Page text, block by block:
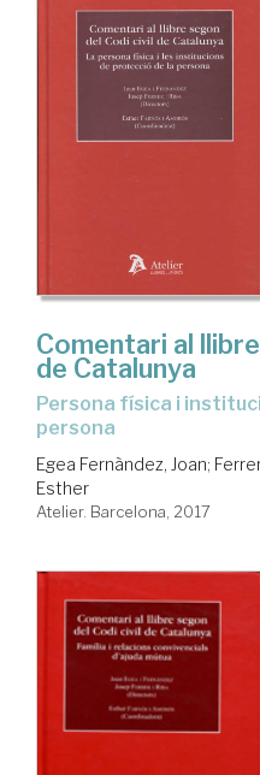
Comentari al
de Catalunya
persona física i institucions de protecció de la
persona
Egea Fernàndez, Joan;
Esther
Atelier. Barcelona, 2017